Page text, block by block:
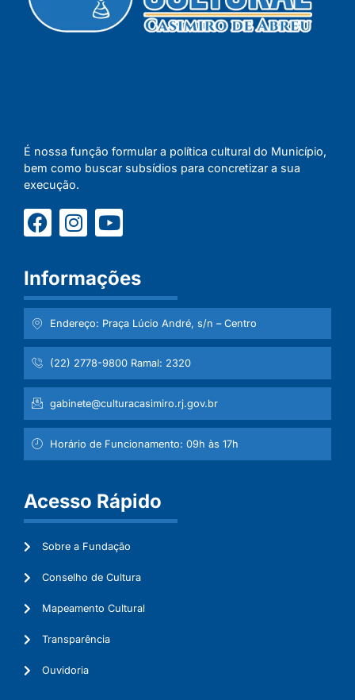
É nossa função formular a política cultural do Município,
bem como buscar subsídios para concretizar a sua
execução.
Informações
Endereço: Praça Lúcio André, s/n – Centro
(22) 2778-9800 Ramal: 2320
gabinete@culturacasimiro.rj.gov.br
Horário de Funcionamento: 09h às 17h
Acesso Rápido
Sobre a Fundação
Conselho de Cultura
Mapeamento Cultural
Transparência
Ouvidoria